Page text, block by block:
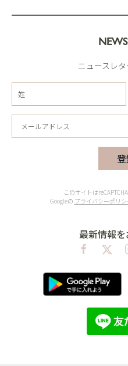
ニュースレ
このサイトは
Googleの プライバシーポリシ
最新情報